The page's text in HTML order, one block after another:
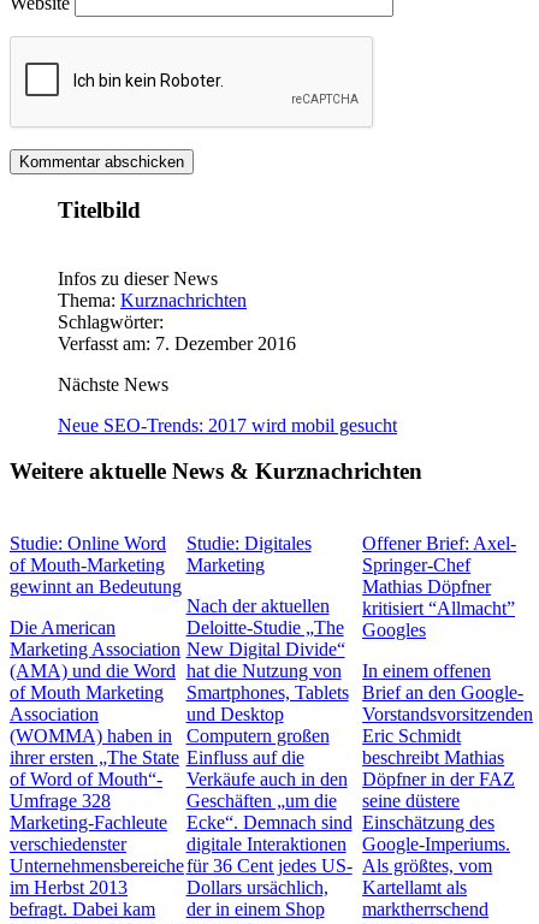
Titelbild
Infos zu dieser News
Thema: Kurznachrichten
Schlagwörter:
Verfasst am: 7. Dezember 2016
Nächste News
Neue SEO-Trends: 2017 wird mobil gesucht
Weitere aktuelle News & Kurznachrichten
Studie: Online Word
of Mouth-Marketing
gewinnt an Bedeutung
Die American
Marketing Association
(AMA) und die Word
of Mouth Marketing
Association
(WOMMA) haben in
ihrer ersten „The State
of Word of Mouth“-
Umfrage 328
Marketing-Fachleute
verschiedenster
Unternehmensbereiche
im Herbst 2013
befragt. Dabei kam
Studie: Digitales
Marketing
Nach der aktuellen
Deloitte-Studie „The
New Digital Divide“
hat die Nutzung von
Smartphones, Tablets
und Desktop
Computern großen
Einfluss auf die
Verkäufe auch in den
Geschäften „um die
Ecke“. Demnach sind
digitale Interaktionen
für 36 Cent jedes US-
Dollars ursächlich,
der in einem Shop
Offener Brief: Axel-
Springer-Chef
Mathias Döpfner
kritisiert “Allmacht”
Googles
In einem offenen
Brief an den Google-
Vorstandsvorsitzenden
Eric Schmidt
beschreibt Mathias
Döpfner in der FAZ
seine düstere
Einschätzung des
Google-Imperiums.
Als größtes, vom
Kartellamt als
marktherrschend